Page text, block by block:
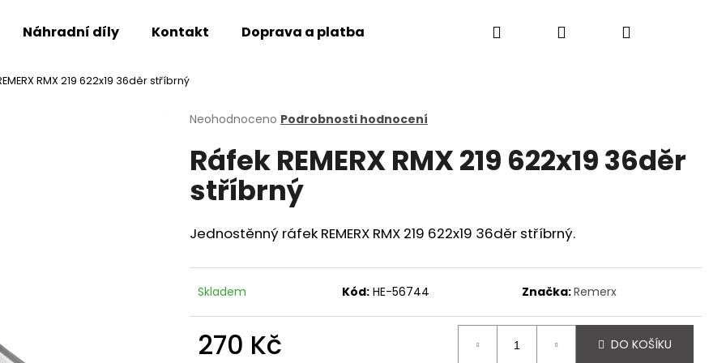
Náhradní díly Kontakt Doprava a platba Hledat PřihlášeníNákupní
RMX 219 622x19 36děr stříbrný
Průměrné
produktu
je
z
hvězdiček.
Neohodnoceno Podrobnosti hodnocení
Ráfek REMERX RMX 219 622x19 36děr
stříbrný
Jednostěnný ráfek REMERX RMX 219 622x19 36děr stříbrný.
Skladem Kód: HE-56744 Značka:Remerx
270 Kč DO KOŠÍKU
Co potřebujete najít?
HLEDAT
Následující